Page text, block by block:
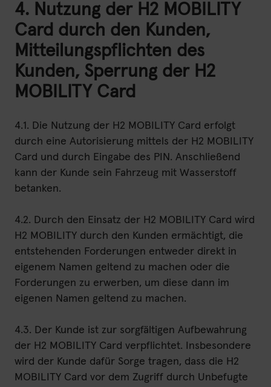
4. Nutzung der H2 MOBILITY
Card durch den Kunden,
Mitteilungspflichten des
Kunden, Sperrung der H2
MOBILITY Card
4.1. Die Nutzung der H2 MOBILITY Card erfolgt
durch eine Autorisierung mittels der H2 MOBILITY
Card und durch Eingabe des PIN. Anschließend
kann der Kunde sein Fahrzeug mit Wasserstoff
betanken.
4.2. Durch den Einsatz der H2 MOBILITY Card wird
H2 MOBILITY durch den Kunden ermächtigt, die
entstehenden Forderungen entweder direkt in
eigenem Namen geltend zu machen oder die
Forderungen zu erwerben, um diese dann im
eigenen Namen geltend zu machen.
4.3. Der Kunde ist zur sorgfältigen Aufbewahrung
der H2 MOBILITY Card verpflichtet. Insbesondere
wird der Kunde dafür Sorge tragen, dass die H2
MOBILITY Card vor dem Zugriff durch Unbefugte